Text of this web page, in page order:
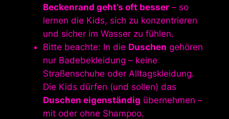
Beckenrand geht’s oft besser– so
lernen die Kids, sich zu konzentrieren
und sicher im Wasser zu fühlen.
Bitte beachte: In die Duschen gehören
nur Badebekleidung – keine
Straßenschuhe oder Alltagskleidung.
Die Kids dürfen (und sollen) das
Duschen eigenständig übernehmen –
mit oder ohne Shampoo.